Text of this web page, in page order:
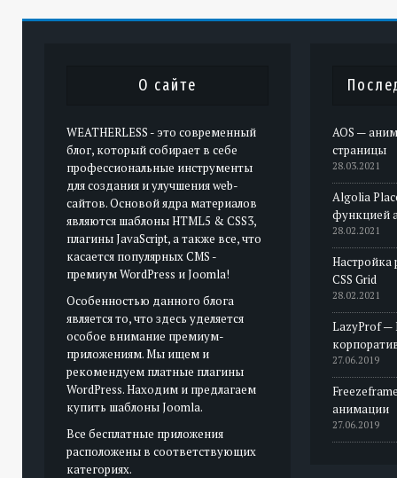
О сайте
WEATHERLESS - это современный
блог, который собирает в себе
профессиональные инструменты
для создания и улучшения web-
сайтов. Основой ядра материалов
являются шаблоны HTML5 & CSS3,
плагины JavaScript, а также все, что
касается популярных CMS -
премиум WordPress и Joomla!
Особенностью данного блога
является то, что здесь уделяется
особое внимание премиум-
приложениям. Мы ищем и
рекомендуем платные плагины
WordPress. Находим и предлагаем
купить шаблоны Joomla.
Все бесплатные приложения
расположены в соответствующих
категориях.
AOS —
страницы
28.03.2021
Algolia
функцией
28.02.2021
Настройка
CSS Grid
28.02.2021
LazyProf —
27.06.2019
анимации
27.06.2019